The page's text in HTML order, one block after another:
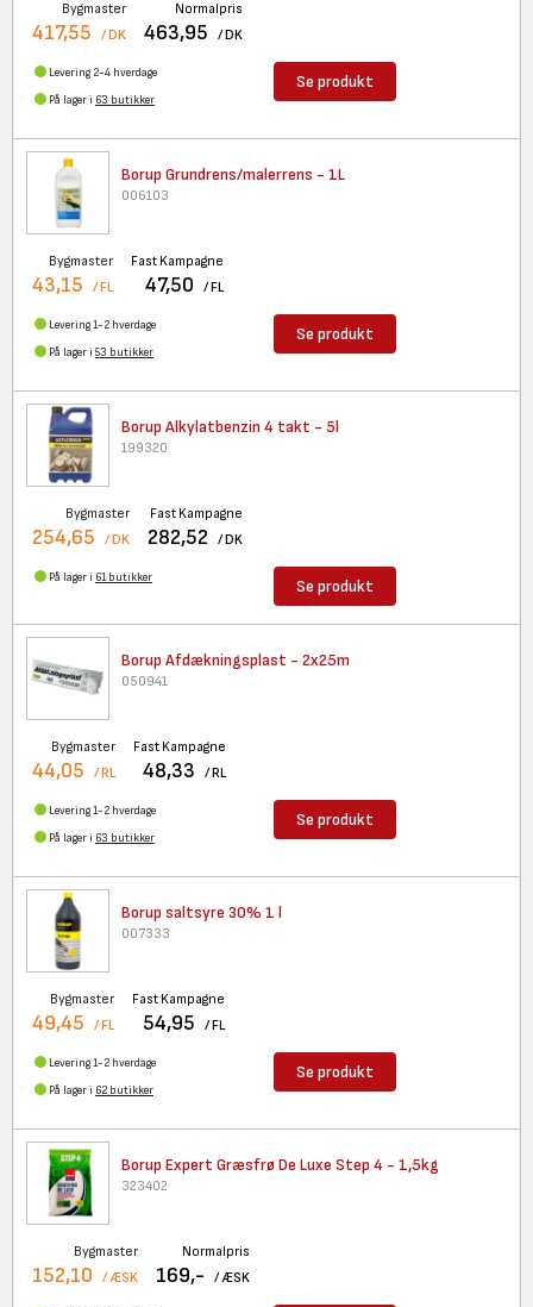
Bygmaster
417,55 / DK
Normalpris
463,95 / DK
Levering 2-4 hverdage
På lager i 63 butikker
Se produkt
Borup Grundrens/malerrens - 1L
006103
Bygmaster
43,15 / FL
Fast Kampagne
47,50 / FL
Levering 1-2 hverdage
På lager i 53 butikker
Se produkt
Borup Alkylatbenzin 4 takt - 5l
199320
Bygmaster
254,65 / DK
Fast Kampagne
282,52 / DK
På lager i 61 butikker Se produkt
Borup Afdækningsplast - 2x25m
050941
Bygmaster
44,05 / RL
Fast Kampagne
48,33 / RL
Levering 1-2 hverdage
På lager i 63 butikker
Se produkt
Borup saltsyre 30% 1 l
007333
Bygmaster
49,45 / FL
Fast Kampagne
54,95 / FL
Levering 1-2 hverdage
På lager i 62 butikker
Se produkt
Borup Expert Græsfrø De Luxe Step 4 - 1,5kg
323402
Bygmaster
152,10 / ÆSK
Normalpris
169,- / ÆSK